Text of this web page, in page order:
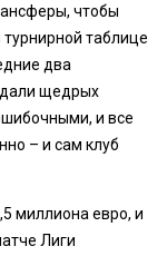
чтобы
турнирной таблице
два
щедрых
и все
– и сам клуб
миллиона евро, и
Лиги